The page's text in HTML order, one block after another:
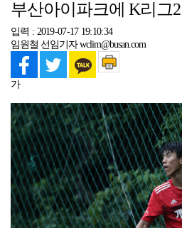
부산아이파크에 K리그
입력 : 2019-07-17 19:10:34
임원철 선임기자 wclim@busan.com
가